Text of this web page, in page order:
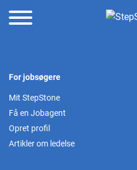
For jobsøgere
Mit StepStone
Få en Jobagent
Opret profil
Artikler om ledelse